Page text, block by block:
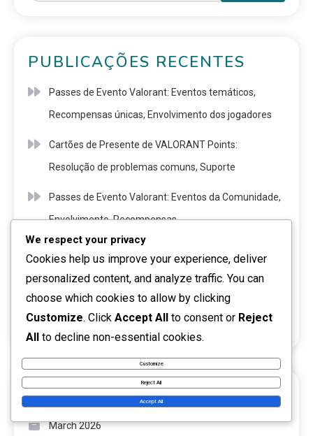
PUBLICAÇÕES RECENTES
Passes de Evento Valorant: Eventos temáticos,
Recompensas únicas, Envolvimento dos jogadores
Cartões de Presente de VALORANT Points:
Resolução de problemas comuns, Suporte
Passes de Evento Valorant: Eventos da Comunidade,
Envolvimento, Recompensas
Restrições Regionais, Variações, Soluções
Códigos Riot Para Recompensas de Valorant:
Reivindicação, Limites, Elegibilidade
ARQUIVO
March 2026
We respect your privacy
Cookies help us improve your experience, deliver
personalized content, and analyze traffic. You can
choose which cookies to allow by clicking
Customize. Click Accept All to consent or Reject
All to decline non-essential cookies.
Customize
Reject All
Accept All